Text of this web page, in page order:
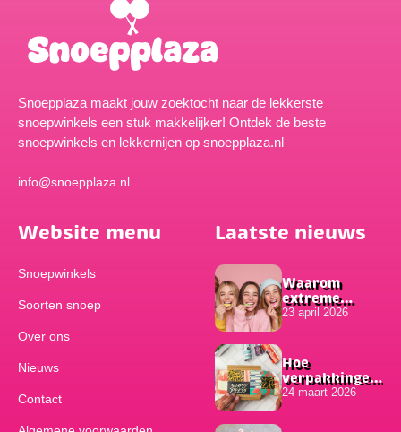
Snoepplaza maakt jouw zoektocht naar de lekkerste
snoepwinkels een stuk makkelijker! Ontdek de beste
snoepwinkels en lekkernijen op snoepplaza.nl
info@snoepplaza.nl
Website menu
Snoepwinkels
Soorten snoep
Over ons
Nieuws
Contact
Laatste nieuws
Waarom
extreme
smaken zo
jongeren
23 april 2026
Hoe
verpakkingen
bijdragen aan
24 maart 2026